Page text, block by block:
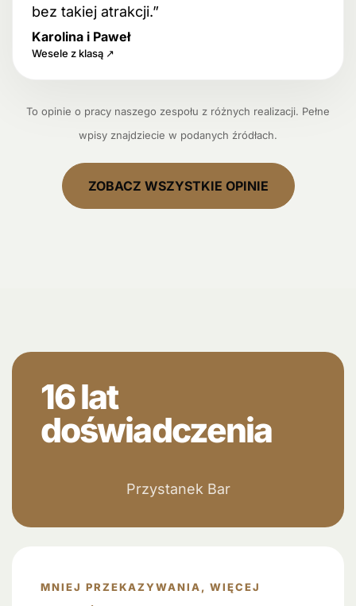
bez takiej atrakcji.”
Karolina i Paweł
Wesele z klasą ↗
To opinie o pracy naszego zespołu z różnych realizacji. Pełne
wpisy znajdziecie w podanych źródłach.
ZOBACZ WSZYSTKIE OPINIE
16 lat
doświadczenia
Przystanek Bar
MNIEJ PRZEKAZYWANIA, WIĘCEJ